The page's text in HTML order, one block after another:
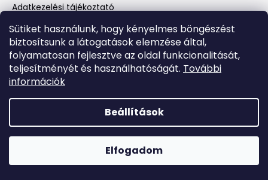
Sütiket használunk, hogy kényelmes böngészést
biztosítsunk a látogatások elemzése által,
folyamatosan fejlesztve az oldal funkcionalitását,
teljesítményét és használhatóságát. További
információk
Beállítások
Elfogadom
Adatkezelési tájékoztató
Panaszjelenté
Facebook
Oxybag. Minden jog fenntartva.